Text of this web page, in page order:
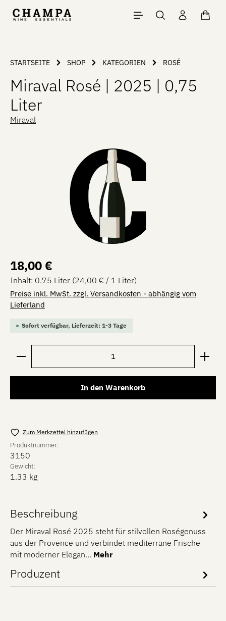
Zum Hauptinhalt springen
STARTSEITE SHOP KATEGORIEN ROSÉ
Miraval Rosé | 2025 | 0,75
Liter
Miraval
Bildergalerie überspringen
Regulärer Preis:
18,00 €
Inhalt: 0.75 Liter (24,00 € / 1 Liter)
Preise inkl. MwSt. zzgl. Versandkosten - abhängig vom
Lieferland
Sofort verfügbar, Lieferzeit: 1-3 Tage
Produkt Anzahl: Gib den gewünschten Wert ein
In den Warenkorb
Zum Merkzettel hinzufügen
Produktnummer:
3150
Gewicht:
1.33 kg
Beschreibung
Der Miraval Rosé 2025 steht für stilvollen Roségenuss
aus der Provence und verbindet mediterrane Frische
mit moderner Elegan… Mehr
Produzent